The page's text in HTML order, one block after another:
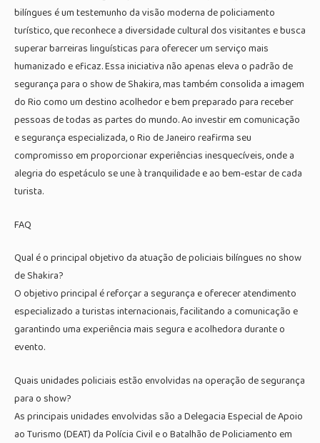
bilíngues é um testemunho da visão moderna de policiamento
turístico, que reconhece a diversidade cultural dos visitantes e busca
superar barreiras linguísticas para oferecer um serviço mais
humanizado e eficaz. Essa iniciativa não apenas eleva o padrão de
segurança para o show de Shakira, mas também consolida a imagem
do Rio como um destino acolhedor e bem preparado para receber
pessoas de todas as partes do mundo. Ao investir em comunicação
e segurança especializada, o Rio de Janeiro reafirma seu
compromisso em proporcionar experiências inesquecíveis, onde a
alegria do espetáculo se une à tranquilidade e ao bem-estar de cada
turista.
FAQ
Qual é o principal objetivo da atuação de policiais bilíngues no show
de Shakira?
O objetivo principal é reforçar a segurança e oferecer atendimento
especializado a turistas internacionais, facilitando a comunicação e
garantindo uma experiência mais segura e acolhedora durante o
evento.
Quais unidades policiais estão envolvidas na operação de segurança
para o show?
As principais unidades envolvidas são a Delegacia Especial de Apoio
ao Turismo (DEAT) da Polícia Civil e o Batalhão de Policiamento em